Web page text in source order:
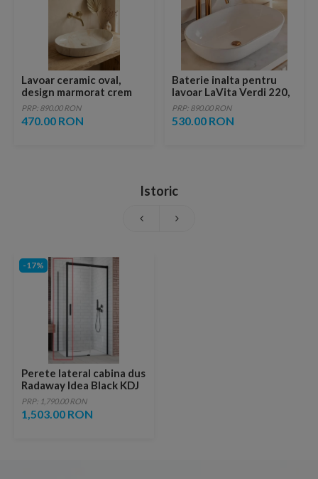
Lavoar ceramic oval,
design marmorat crem
lucios cu vene aurii,
ventil inclus
PRP: 890.00 RON
470.00 RON
Baterie inalta pentru
lavoar LaVita Verdi 220,
fara ventil, brushed
copper
PRP: 890.00 RON
530.00 RON
Istoric
-17%
Perete lateral cabina dus
Radaway Idea Black KDJ
stanga 100 x H200.5 cm
profil negru mat
PRP: 1,790.00 RON
1,503.00 RON